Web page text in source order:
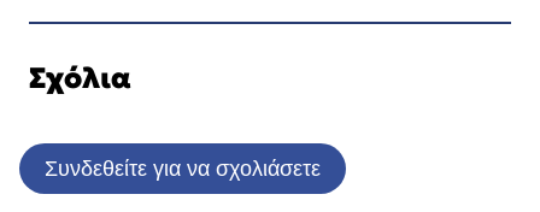
Σχόλια
Συνδεθείτε για να σχολιάσετε